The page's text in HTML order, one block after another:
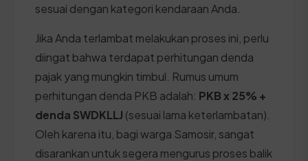
sesuai dengan kategori kendaraan Anda.
Jika Anda terlambat melakukan proses ini, perlu
diingat bahwa terdapat perhitungan denda
pajak yang mungkin timbul. Rumus umum
perhitungan denda PKB adalah: PKB x 25% +
denda SWDKLLJ (sesuai lama keterlambatan).
Oleh karena itu, bagi warga Samosir, sangat
disarankan untuk segera mengurus proses balik